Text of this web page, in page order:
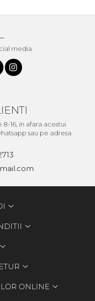
media
16, in afara acestui
sau pe adresa
ONLINE